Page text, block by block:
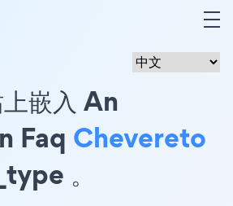
嵌入 An
Faq Chevereto
。